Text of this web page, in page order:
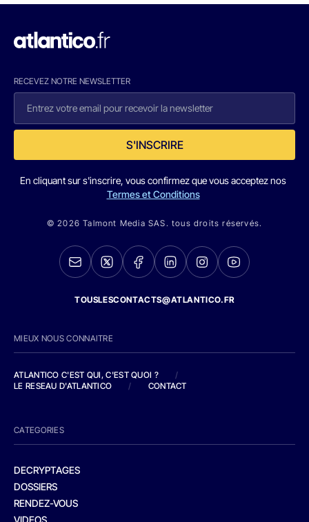
RECEVEZ NOTRE NEWSLETTER
S'INSCRIRE
En cliquant sur s'inscrire, vous confirmez que vous acceptez nos
Termes et Conditions
© 2026 Talmont Media SAS. tous droits réservés.
TOUSLESCONTACTS@ATLANTICO.FR
MIEUX NOUS CONNAITRE
ATLANTICO C'EST QUI, C'EST QUOI ?
/
LE RESEAU D'ATLANTICO
/ CONTACT
CATEGORIES
DECRYPTAGES
DOSSIERS
RENDEZ-VOUS